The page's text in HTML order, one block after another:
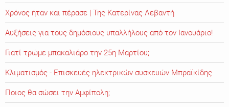
Χρόνος ήταν και πέρασε | Της Κατερίνας Λεβαντή
Αυξήσεις για τους δημόσιους υπαλλήλους από τον Ιανουάριο!
Γιατί τρώμε μπακαλιάρο την 25η Μαρτίου;
Κλιματισμός - Επισκευές ηλεκτρικών συσκευών Μπραϊκίδης
Ποιος θα σώσει την Αμφίπολη;